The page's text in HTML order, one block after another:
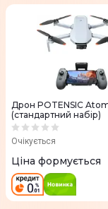
Дрон POTENSIC
(стандартний набір)
Очікується
Ціна формується